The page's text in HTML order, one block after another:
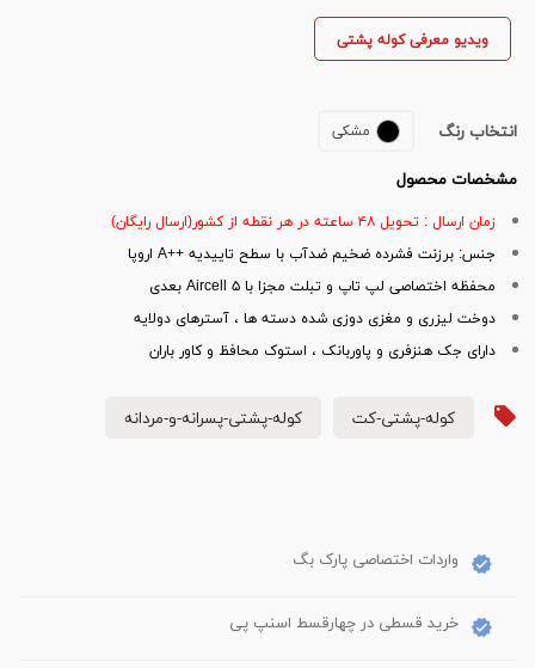
ویدیو معرفی کوله پشتی
انتخاب رنگ مشکی
مشخصات محصول
زمان ارسال : تحویل ۴۸ ساعته در هر نقطه از کشور(ارسال رایگان)
جنس: برزنت فشرده ضخیم ضدآب با سطح تاییدیه ++A اروپا
محفظه اختصاصی لپ تاپ و تبلت مجزا با Aircell ۵ بعدی
دوخت لیزری و مغزی دوزی شده دسته ها ، آسترهای دولایه
دارای جک هنزفری و پاوربانک ، استوک محافظ و کاور باران
کوله-پشتی-کت کوله-پشتی-پسرانه-و-مردانه
واردات اختصاصی پارک بگ
خرید قسطی در چهارقسط اسنپ پی